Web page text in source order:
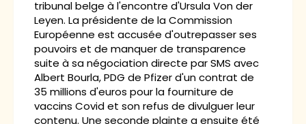
tribunal belge à l'encontre d'Ursula Von der
Leyen. La présidente de la Commission
Européenne est accusée d'outrepasser ses
pouvoirs et de manquer de transparence
suite à sa négociation directe par SMS avec
Albert Bourla, PDG de Pfizer d'un contrat de
35 millions d'euros pour la fourniture de
vaccins Covid et son refus de divulguer leur
contenu. Une seconde plainte a ensuite été